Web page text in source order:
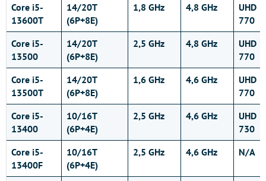
Core i5-
13600T
14/20T
(6P+8E)
1,8 GHz 4,8 GHz
UHD
770
Core i5-
13500
14/20T
(6P+8E)
2,5 GHz 4,8 GHz
UHD
770
Core i5-
13500T
14/20T
(6P+8E)
1,6 GHz 4,6 GHz
UHD
770
Core i5-
13400
10/16T
(6P+4E)
2,5 GHz 4,6 GHz
UHD
730
Core i5-
13400F
10/16T
(6P+4E)
2,5 GHz 4,6 GHz N/A